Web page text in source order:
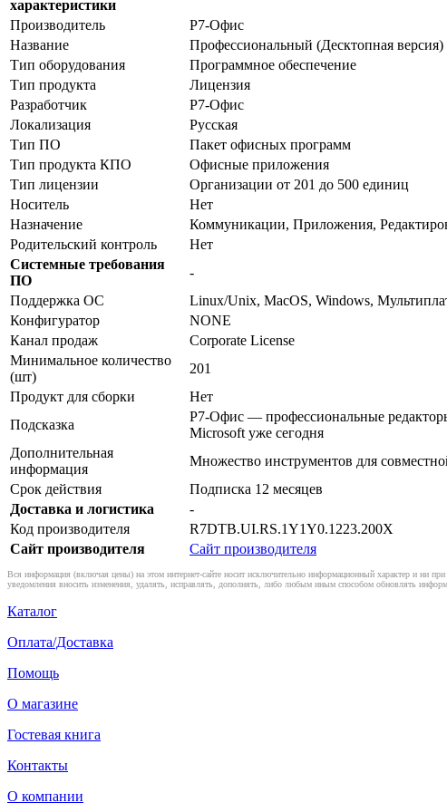
характеристики
Производитель
Р7-Офис
Название
Профессиональный (Десктопная версия)
Тип оборудования
Программное обеспечение
Тип продукта
Лицензия
Разработчик
Р7-Офис
Локализация
Русская
Тип ПО
Пакет офисных программ
Тип продукта КПО
Офисные приложения
Тип лицензии
Организации от 201 до 500 единиц
Носитель
Нет
Назначение
Коммуникации, Приложения,
Родительский контроль
Нет
Системные требования
ПО
-
Поддержка ОС
Linux/Unix, MacOS, Windows,
Конфигуратор
NONE
Канал продаж
Corporate License
Минимальное количество
(шт)
201
Продукт для сборки
Нет
Подсказка
Р7-Офис — профессиональные
Microsoft уже сегодня
Дополнительная
информация
Мнoжество инструментов для
Срок действия
Подписка 12 месяцев
Доставка и логистика
-
Код производителя
R7DTB.UI.RS.1Y1Y0.1223.200X
Сайт производителя
Сайт производителя
Вся информация (включая цены) на этом интернет-сайте носит исключительно информационный характер и ни
уведомления вносить изменения, удалять, исправлять, дополнять, либо любым иным способом обновлять
Каталог
Оплата/Доставка
Помощь
О магазине
Гостевая книга
Контакты
О компании